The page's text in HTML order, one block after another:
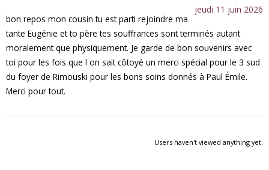
jeudi 11 juin 2026
bon repos mon cousin tu est parti rejoindre ma
tante Eugénie et to père tes souffrances sont terminés autant
moralement que physiquement. Je garde de bon souvenirs avec
toi pour les fois que l on sait côtoyé un merci spécial pour le 3 sud
du foyer de Rimouski pour les bons soins donnés à Paul Émile.
Merci pour tout.
Users haven't viewed anything yet.